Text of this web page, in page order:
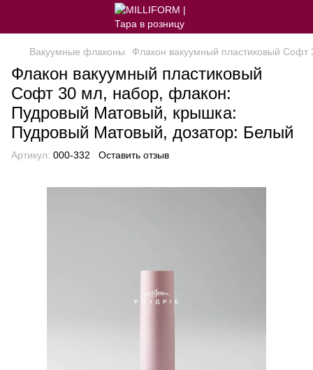
Вакуумные флаконы Флакон вакуумный пластиковый
Флакон вакуумный пластиковый
Софт 30 мл, набор, флакон:
Пудровый Матовый, крышка:
Пудровый Матовый, дозатор: Белый
Артикул: 000-332 Оставить отзыв